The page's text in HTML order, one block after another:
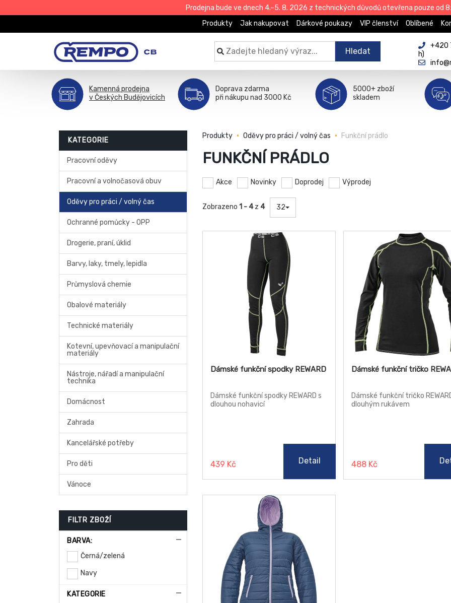
Prodejna bude ve dnech 4.–5. 8. 2026 z technických důvodů otevřena pouze od
Produkty
Jak nakupovat Dárkové poukazy VIP členství Oblíbené
Hledat
+420
h)
Kamenná prodejna
v Českých Budějovicích
Doprava zdarma
při nákupu nad 3000 Kč
5000+ zboží
skladem
KATEGORIE
Pracovní oděvy
Pracovní a volnočasová obuv
Oděvy pro práci / volný čas
Ochranné pomůcky - OPP
Drogerie, praní, úklid
Barvy, laky, tmely, lepidla
Průmyslová chemie
Obalové materiály
Technické materiály
Kotevní, upevňovací a manipulační
materiály
Nástroje, nářadí a manipulační
technika
Domácnost
Zahrada
Kancelářské potřeby
Pro děti
Vánoce
FILTR ZBOŽÍ
BARVA:
Černá/zelená
Navy
KATEGORIE
Produkty Oděvy pro práci / volný čas Funkční prádlo
FUNKČNÍ PRÁDLO
Akce Novinky Doprodej Výprodej
Zobrazeno 1 - 4z 4 32
Dámské funkční spodky REWARD
Dámské funkční spodky REWARD s
dlouhou nohavicí
439 Kč Detail
Dámské funkční tričko
Dámské funkční tričko
dlouhým rukávem
488 Kč